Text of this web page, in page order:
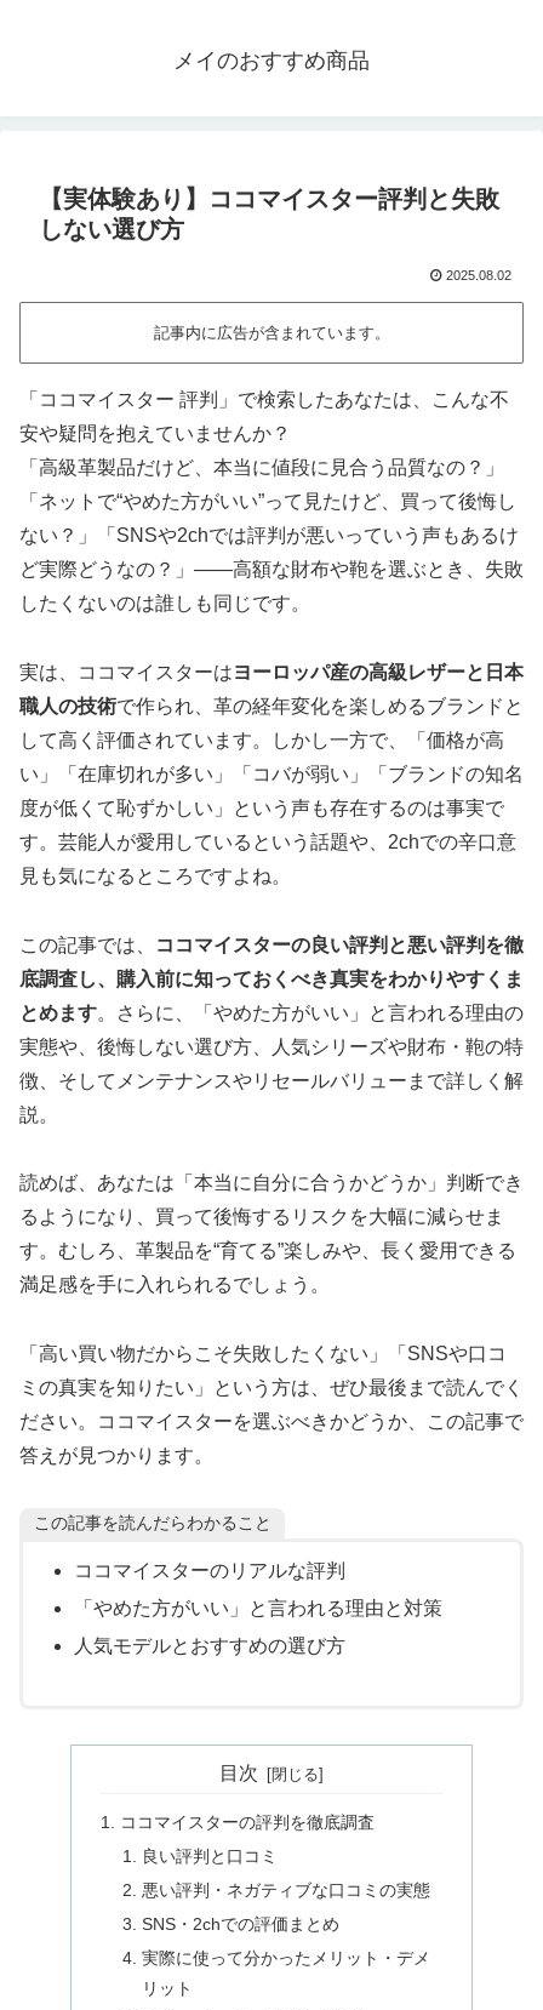
メイのおすすめ商品
【実体験あり】ココマイスター評判と失敗
しない選び方
2025.08.02
記事内に広告が含まれています。
「ココマイスター 評判」で検索したあなたは、こんな不
安や疑問を抱えていませんか？
「高級革製品だけど、本当に値段に見合う品質なの？」
「ネットで“やめた方がいい”って見たけど、買って後悔し
ない？」「SNSや2chでは評判が悪いっていう声もあるけ
ど実際どうなの？」――高額な財布や鞄を選ぶとき、失敗
したくないのは誰しも同じです。
実は、ココマイスターはヨーロッパ産の高級レザーと日本
職人の技術で作られ、革の経年変化を楽しめるブランドと
して高く評価されています。しかし一方で、「価格が高
い」「在庫切れが多い」「コバが弱い」「ブランドの知名
度が低くて恥ずかしい」という声も存在するのは事実で
す。芸能人が愛用しているという話題や、2chでの辛口意
見も気になるところですよね。
この記事では、
ココマイスターの良い評判と悪い評判を徹
底調査し、購入前に知っておくべき真実をわかりやすくま
とめます。さらに、「やめた方がいい」と言われる理由の
実態や、後悔しない選び方、人気シリーズや財布・鞄の特
徴、そしてメンテナンスやリセールバリューまで詳しく解
説。
読めば、あなたは「本当に自分に合うかどうか」判断でき
るようになり、買って後悔するリスクを大幅に減らせま
す。むしろ、革製品を“育てる”楽しみや、長く愛用できる
満足感を手に入れられるでしょう。
「高い買い物だからこそ失敗したくない」「SNSや口コ
ミの真実を知りたい」という方は、ぜひ最後まで読んでく
ださい。ココマイスターを選ぶべきかどうか、この記事で
答えが見つかります。
この記事を読んだらわかること
ココマイスターのリアルな評判
「やめた方がいい」と言われる理由と対策
人気モデルとおすすめの選び方
目次
ココマイスターの評判を徹底調査
良い評判と口コミ
悪い評判・ネガティブな口コミの実態
SNS・2chでの評価まとめ
実際に使って分かったメリット・デメ
リット